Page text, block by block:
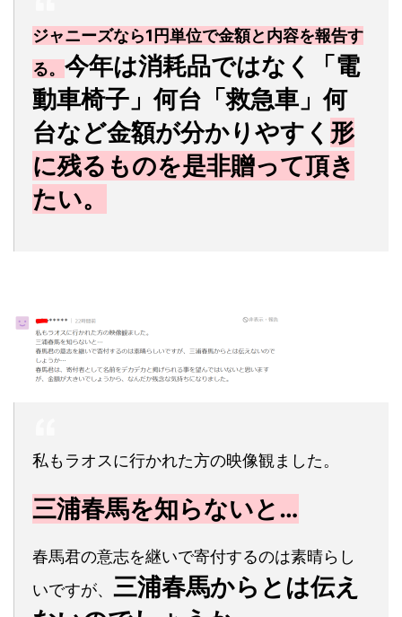
ジャニーズなら1円単位で金額と内容を報告す
る。 今年は消耗品ではなく「電
動車椅子」何台「救急車」何
台など金額が分かりやすく 形
に残るものを是非贈って頂き
たい。
私もラオスに行かれた方の映像観ました。
三浦春馬を知らないと…
春馬君の意志を継いで寄付するのは素晴らし
いですが、 三浦春馬からとは伝え